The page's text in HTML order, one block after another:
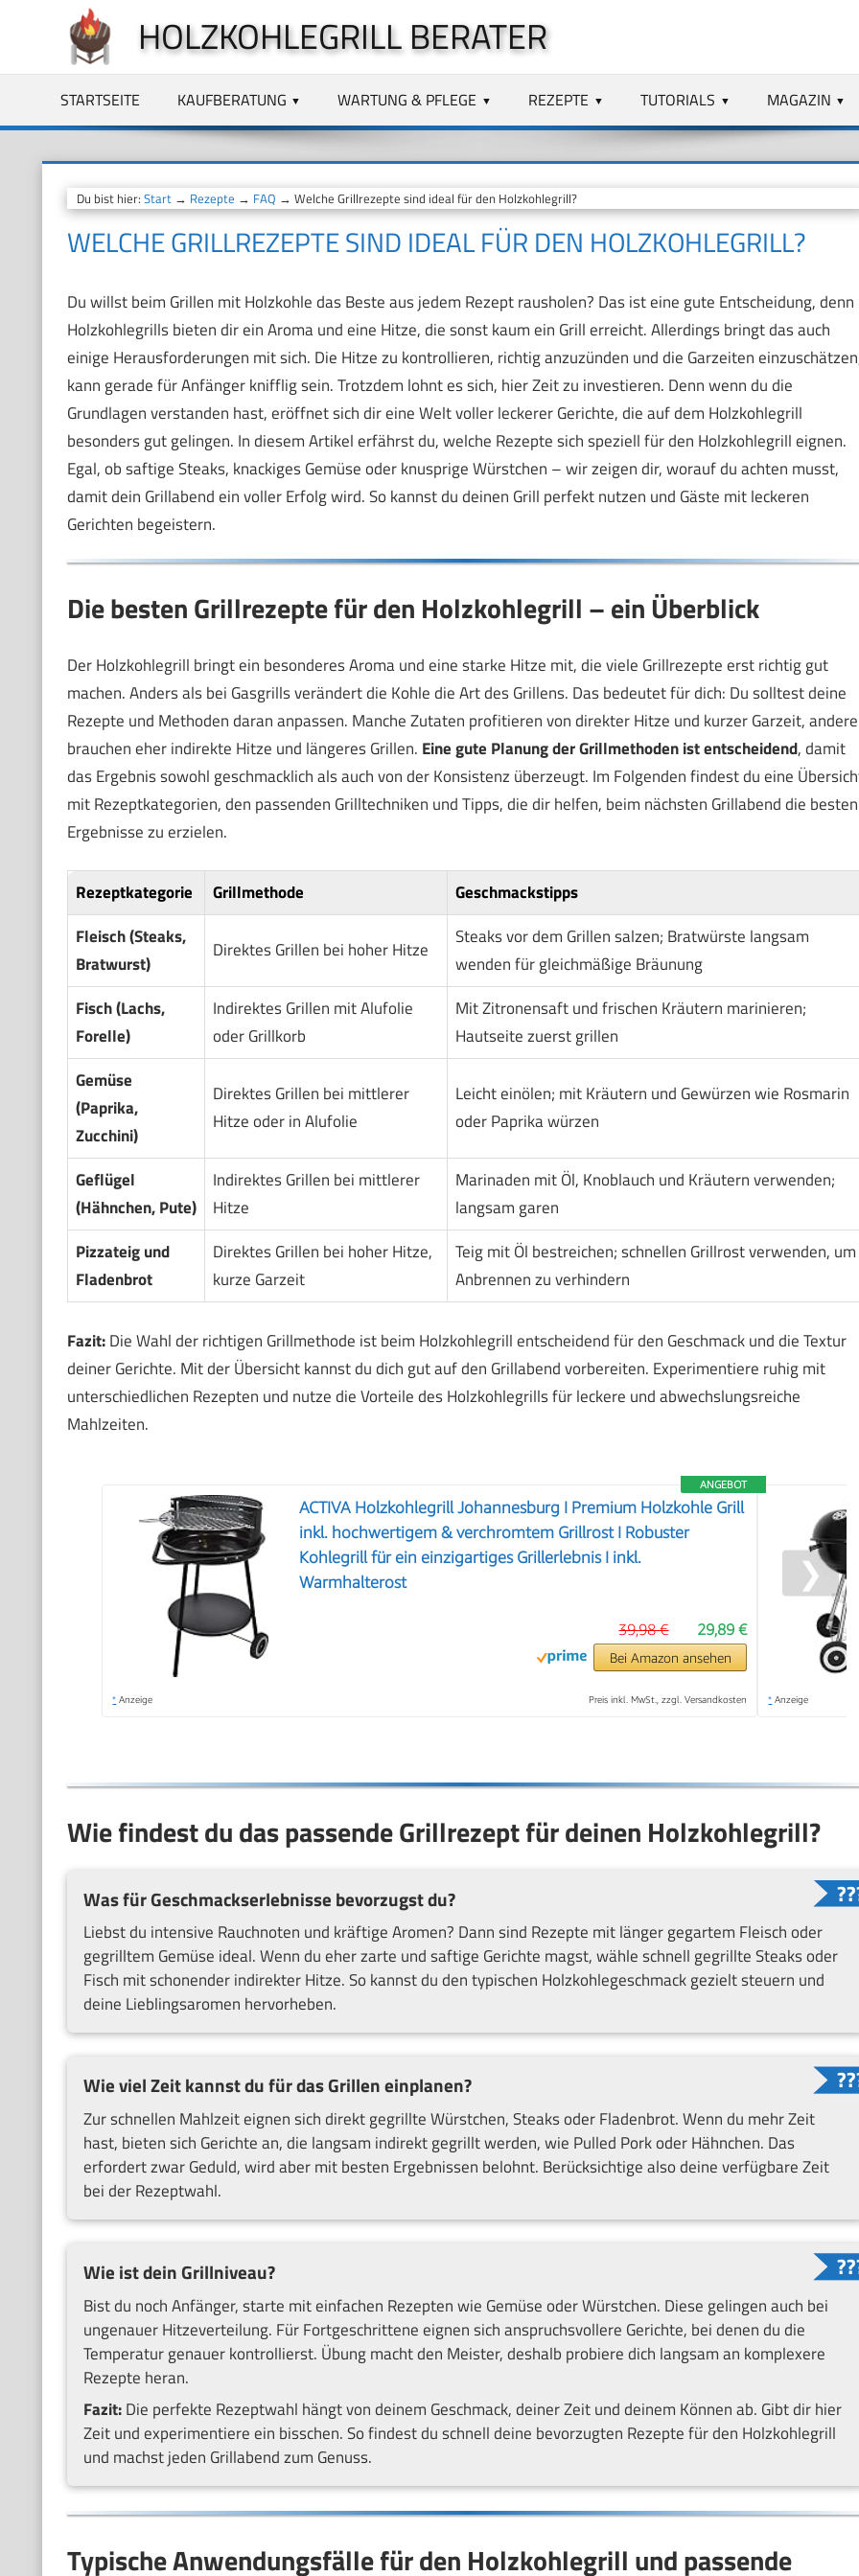
springen
HOLZKOHLEGRILL BERATER
STARTSEITE KAUFBERATUNG WARTUNG & PFLEGE REZEPTE TUTORIALS MAGAZIN
Du bist hier: Start→ Rezepte → FAQ → Welche Grillrezepte sind ideal für den Holzkohlegrill?
WELCHE GRILLREZEPTE SIND IDEAL FÜR DEN HOLZKOHLEGRILL?
Du willst beim Grillen mit Holzkohle das Beste aus jedem Rezept rausholen? Das ist eine gute Entscheidung, denn
Holzkohlegrills bieten dir ein Aroma und eine Hitze, die sonst kaum ein Grill erreicht. Allerdings bringt das auch
einige Herausforderungen mit sich. Die Hitze zu kontrollieren, richtig anzuzünden und die Garzeiten
kann gerade für Anfänger knifflig sein. Trotzdem lohnt es sich, hier Zeit zu investieren. Denn wenn du die
Grundlagen verstanden hast, eröffnet sich dir eine Welt voller leckerer Gerichte, die auf dem Holzkohlegrill
besonders gut gelingen. In diesem Artikel erfährst du, welche Rezepte sich speziell für den Holzkohlegrill eignen.
Egal, ob saftige Steaks, knackiges Gemüse oder knusprige Würstchen – wir zeigen dir, worauf du achten musst,
damit dein Grillabend ein voller Erfolg wird. So kannst du deinen Grill perfekt nutzen und Gäste mit leckeren
Gerichten begeistern.
Die besten Grillrezepte für den Holzkohlegrill – ein Überblick
Der Holzkohlegrill bringt ein besonderes Aroma und eine starke Hitze mit, die viele Grillrezepte erst richtig gut
machen. Anders als bei Gasgrills verändert die Kohle die Art des Grillens. Das bedeutet für dich: Du solltest deine
Rezepte und Methoden daran anpassen. Manche Zutaten profitieren von direkter Hitze und kurzer Garzeit, andere
brauchen eher indirekte Hitze und längeres Grillen. Eine gute Planung der Grillmethoden ist entscheidend, damit
das Ergebnis sowohl geschmacklich als auch von der Konsistenz überzeugt. Im Folgenden findest du eine
mit Rezeptkategorien, den passenden Grilltechniken und Tipps, die dir helfen, beim nächsten Grillabend die besten
Ergebnisse zu erzielen.
Rezeptkategorie Grillmethode
Geschmackstipps
Fleisch (Steaks,
Bratwurst)
Direktes Grillen bei hoher Hitze
Steaks vor dem Grillen salzen; Bratwürste langsam
wenden für gleichmäßige Bräunung
Fisch (Lachs,
Forelle)
Indirektes Grillen mit Alufolie
oder Grillkorb
Mit Zitronensaft und frischen Kräutern marinieren;
Hautseite zuerst grillen
Gemüse
(Paprika,
Zucchini)
Direktes Grillen bei mittlerer
Hitze oder in Alufolie
Leicht einölen; mit Kräutern und Gewürzen wie Rosmarin
oder Paprika würzen
Geflügel
(Hähnchen, Pute)
Indirektes Grillen bei mittlerer
Hitze
Marinaden mit Öl, Knoblauch und Kräutern verwenden;
langsam garen
Pizzateig und
Fladenbrot
Direktes Grillen bei hoher Hitze,
kurze Garzeit
Teig mit Öl bestreichen; schnellen Grillrost verwenden, um
Anbrennen zu verhindern
Fazit:Die Wahl der richtigen Grillmethode ist beim Holzkohlegrill entscheidend für den Geschmack und die Textur
deiner Gerichte. Mit der Übersicht kannst du dich gut auf den Grillabend vorbereiten. Experimentiere ruhig mit
unterschiedlichen Rezepten und nutze die Vorteile des Holzkohlegrills für leckere und abwechslungsreiche
Mahlzeiten.
ANGEBOT
ACTIVA Holzkohlegrill Johannesburg I Premium Holzkohle Grill
inkl. hochwertigem & verchromtem Grillrost I Robuster
Kohlegrill für ein einzigartiges Grillerlebnis I inkl.
Warmhalterost
29,89 €
39,98 €
Bei Amazon ansehen
* Anzeige Preis inkl. MwSt., zzgl. Versandkosten * Anzeige
❯
Wie findest du das passende Grillrezept für deinen Holzkohlegrill?
Was für Geschmackserlebnisse bevorzugst du?
Liebst du intensive Rauchnoten und kräftige Aromen? Dann sind Rezepte mit länger gegartem Fleisch oder
gegrilltem Gemüse ideal. Wenn du eher zarte und saftige Gerichte magst, wähle schnell gegrillte Steaks oder
Fisch mit schonender indirekter Hitze. So kannst du den typischen Holzkohlegeschmack gezielt steuern und
deine Lieblingsaromen hervorheben.
Wie viel Zeit kannst du für das Grillen einplanen?
Zur schnellen Mahlzeit eignen sich direkt gegrillte Würstchen, Steaks oder Fladenbrot. Wenn du mehr Zeit
hast, bieten sich Gerichte an, die langsam indirekt gegrillt werden, wie Pulled Pork oder Hähnchen. Das
erfordert zwar Geduld, wird aber mit besten Ergebnissen belohnt. Berücksichtige also deine verfügbare Zeit
bei der Rezeptwahl.
Wie ist dein Grillniveau?
Bist du noch Anfänger, starte mit einfachen Rezepten wie Gemüse oder Würstchen. Diese gelingen auch bei
ungenauer Hitzeverteilung. Für Fortgeschrittene eignen sich anspruchsvollere Gerichte, bei denen du die
Temperatur genauer kontrollierst. Übung macht den Meister, deshalb probiere dich langsam an komplexere
Rezepte heran.
Fazit:Die perfekte Rezeptwahl hängt von deinem Geschmack, deiner Zeit und deinem Können ab. Gibt dir hier
Zeit und experimentiere ein bisschen. So findest du schnell deine bevorzugten Rezepte für den Holzkohlegrill
und machst jeden Grillabend zum Genuss.
Typische Anwendungsfälle für den Holzkohlegrill und passende